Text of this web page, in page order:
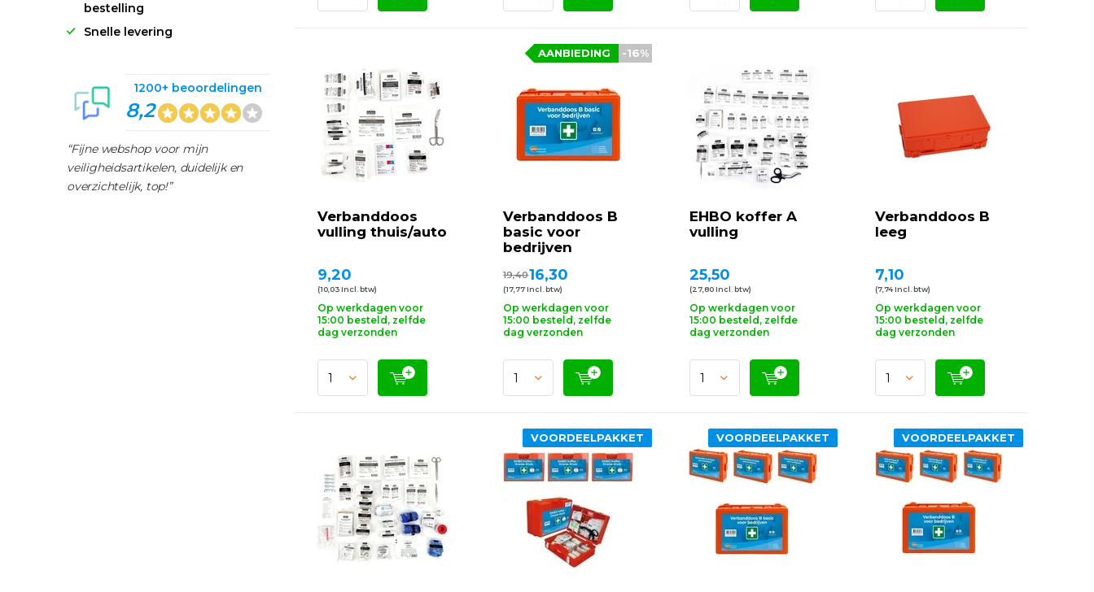
Verbanddoos
vulling thuis/auto
9,20
(10,03 Incl. btw)
Op werkdagen voor
15:00 besteld, zelfde
dag verzonden
Verbanddoos B
basic voor
bedrijven
-16%
AANBIEDING
19,4016,30
(17,77 Incl. btw)
Op werkdagen voor
15:00 besteld, zelfde
dag verzonden
EHBO koffer A
vulling
25,50
(27,80 Incl. btw)
Op werkdagen voor
15:00 besteld, zelfde
dag verzonden
Verbanddoos B
leeg
7,10
(7,74 Incl. btw)
Op werkdagen voor
15:00 besteld, zelfde
dag verzonden
VOORDEELPAKKET VOORDEELPAKKET VOORDEELPAKKET
bestelling
Snelle levering
8,2
1200+ beoordelingen
“Fijne webshop voor mijn
veiligheidsartikelen, duidelijk en
overzichtelijk, top!”